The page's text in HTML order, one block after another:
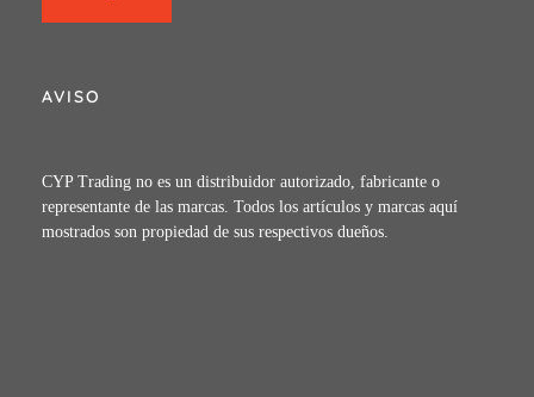
AVISO
CYP Trading no es un distribuidor autorizado, fabricante o
representante de las marcas. Todos los artículos y marcas aquí
mostrados son propiedad de sus respectivos dueños.